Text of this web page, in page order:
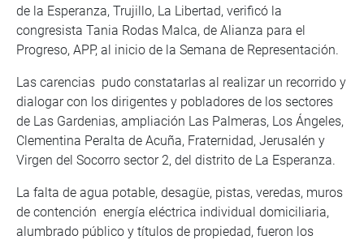
de la Esperanza, Trujillo, La Libertad, verificó la
congresista Tania Rodas Malca, de Alianza para el
Progreso, APP, al inicio de la Semana de Representación.
Las carencias pudo constatarlas al realizar un recorrido y
dialogar con los dirigentes y pobladores de los sectores
de Las Gardenias, ampliación Las Palmeras, Los Ángeles,
Clementina Peralta de Acuña, Fraternidad, Jerusalén y
Virgen del Socorro sector 2, del distrito de La Esperanza.
La falta de agua potable, desagüe, pistas, veredas, muros
de contención energía eléctrica individual domiciliaria,
alumbrado público y títulos de propiedad, fueron los